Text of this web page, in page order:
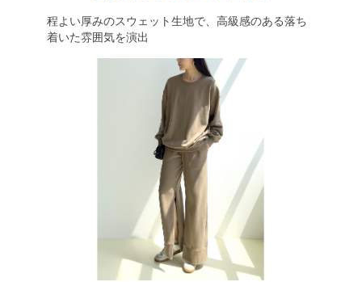
程よい厚みのスウェット生地で、高級感のある落ち
着いた雰囲気を演出